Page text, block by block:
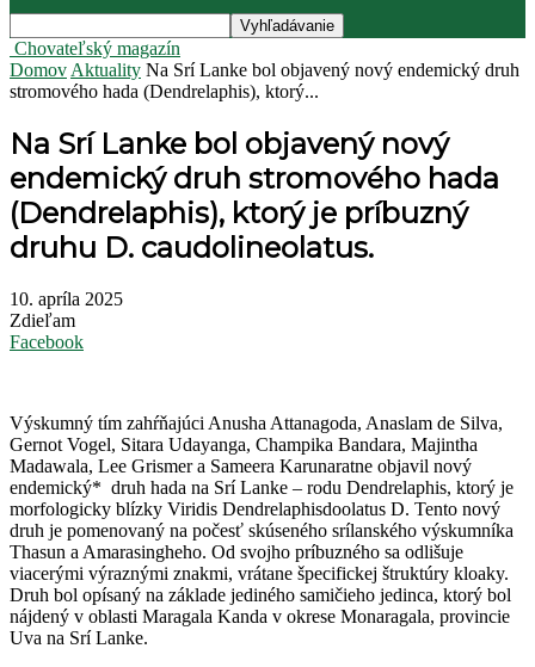
Chovateľský magazín
Domov Aktuality Na Srí Lanke bol objavený nový endemický druh
stromového hada (Dendrelaphis), ktorý...
Na Srí Lanke bol objavený nový
endemický druh stromového hada
(Dendrelaphis), ktorý je príbuzný
druhu D. caudolineolatus.
10. apríla 2025
Zdieľam
Facebook
Výskumný tím zahŕňajúci Anusha Attanagoda, Anaslam de Silva,
Gernot Vogel, Sitara Udayanga, Champika Bandara, Majintha
Madawala, Lee Grismer a Sameera Karunaratne objavil nový
endemický* druh hada na Srí Lanke – rodu Dendrelaphis, ktorý je
morfologicky blízky Viridis Dendrelaphisdoolatus D. Tento nový
druh je pomenovaný na počesť skúseného srílanského výskumníka
Thasun a Amarasingheho. Od svojho príbuzného sa odlišuje
viacerými výraznými znakmi, vrátane špecifickej štruktúry kloaky.
Druh bol opísaný na základe jediného samičieho jedinca, ktorý bol
nájdený v oblasti Maragala Kanda v okrese Monaragala, provincie
Uva na Srí Lanke.